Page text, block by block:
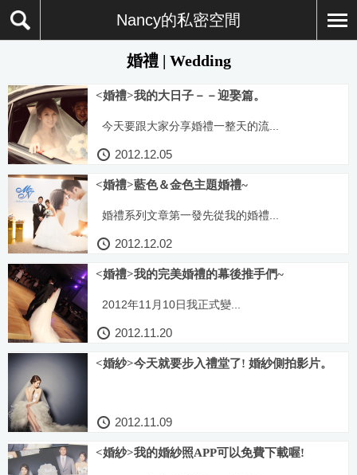
Nancy的私密空間
婚禮 | Wedding
<婚禮>我的大日子－－迎娶篇。
今天要跟大家分享婚禮一整天的流...
2012.12.05
<婚禮>藍色＆金色主題婚禮~
婚禮系列文章第一發先從我的婚禮...
2012.12.02
<婚禮>我的完美婚禮的幕後推手們~
2012年11月10日我正式變...
2012.11.20
<婚紗>今天就要步入禮堂了! 婚紗側拍影片。
2012.11.09
<婚紗>我的婚紗照APP可以免費下載喔!